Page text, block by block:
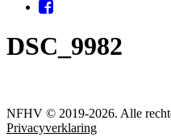
DSC_9982
NFHV © 2019-2026. Alle
Privacyverklaring